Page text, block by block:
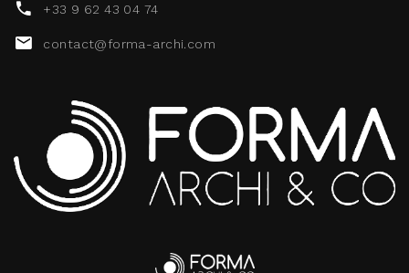
+33 9 62 43 04 74
contact@forma-archi.com